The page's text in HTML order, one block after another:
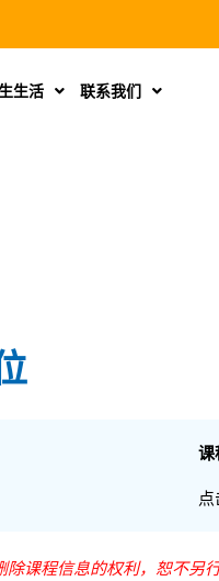
生活 联系我们
课
课程信息的权利，恕不另